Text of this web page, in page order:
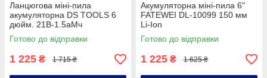
Ланцюгова міні-пила
акумуляторна DS TOOLS 6
дюйм. 21В-1.5аМч
Готово до відправки
1 225 ₴ 1 715 ₴
Акумуляторна міні-пила 6"
FATEWEI DL-10099 150 мм
Li-Ion
Готово до відправки
1 225 ₴ 1 625 ₴